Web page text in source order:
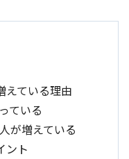
えている理由
ている
が増えている
ント